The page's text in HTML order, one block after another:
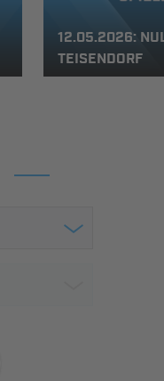
12.05.2026:
TEISENDORF